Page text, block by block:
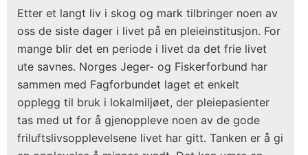
Etter et langt liv i skog og mark tilbringer noen av
oss de siste dager i livet på en pleieinstitusjon. For
mange blir det en periode i livet da det frie livet
ute savnes. Norges Jeger- og Fiskerforbund har
sammen med Fagforbundet laget et enkelt
opplegg til bruk i lokalmiljøet, der pleiepasienter
tas med ut for å gjenoppleve noen av de gode
friluftslivsopplevelsene livet har gitt. Tanken er å gi